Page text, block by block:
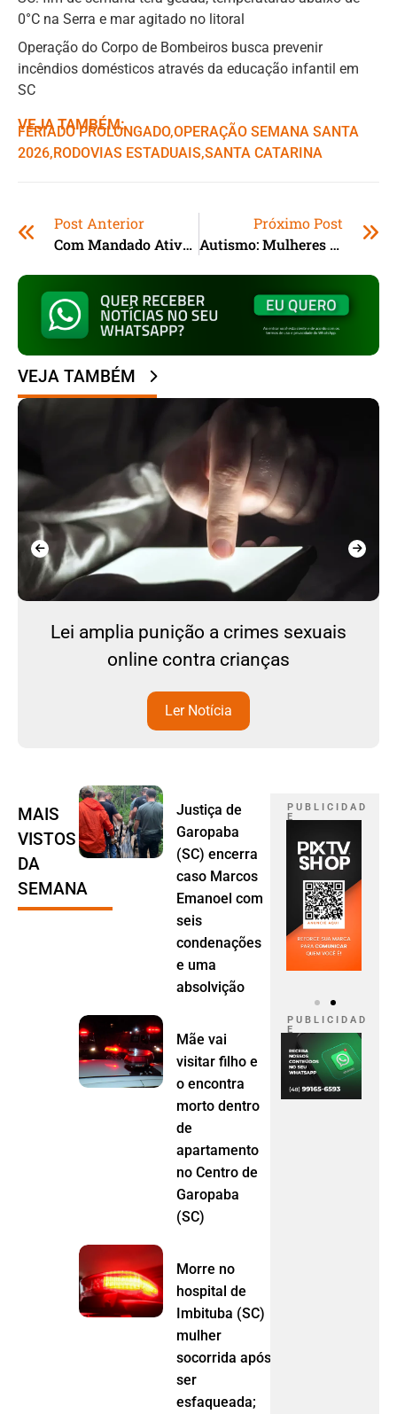
0°C na Serra e mar agitado no litoral
Operação do Corpo de Bombeiros busca prevenir
incêndios domésticos através da educação infantil em
SC
VEJA TAMBÉM:
FERIADO PROLONGADO,ㅤOPERAÇÃO SEMANA SANTA
2026,ㅤRODOVIAS ESTADUAIS,ㅤSANTA CATARINA
Post Anterior
Com Mandado Ativo Por Descumprir Medida Protetiva, Homem É Preso Ao Rondar Casa Da Ex Em Garopaba (SC)
Próximo Post
Autismo: Mulheres São As Principais Cuidadoras, Revela Mapeamento Inédito No País
VEJA TAMBÉM
Lei amplia punição a crimes sexuais
online contra crianças
Ler Notícia
MAIS
VISTOS
DA
SEMANA
Justiça de
Garopaba
(SC) encerra
caso Marcos
Emanoel com
seis
condenações
e uma
absolvição
Mãe vai
visitar filho e
o encontra
morto dentro
de
apartamento
no Centro de
Garopaba
(SC)
Morre no
hospital de
Imbituba (SC)
mulher
socorrida após
ser
esfaqueada;
P U B L I C I D A D
E
P U B L I C I D A D
E